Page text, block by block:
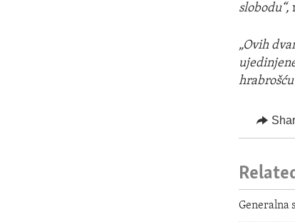
slobodu“,
„Ovih
Generalna